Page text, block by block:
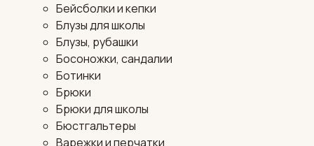
Бейсболки и кепки
Блузы для школы
Блузы, рубашки
Босоножки, сандалии
Ботинки
Брюки
Брюки для школы
Бюстгальтеры
Варежки и перчатки